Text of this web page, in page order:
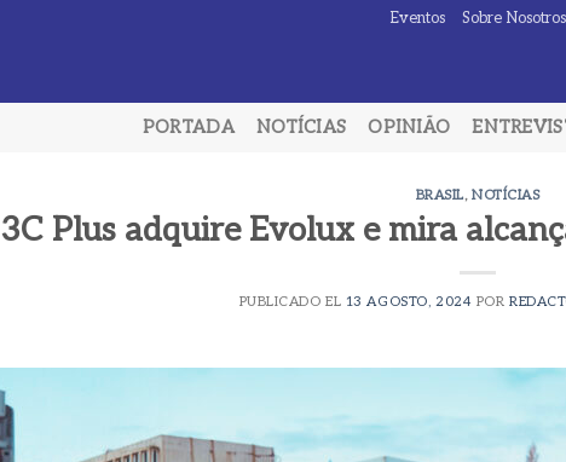
Eventos Sobre Nosotros
PORTADA NOTÍCIAS OPINIÃO
BRASIL, NOTÍCIAS
3C Plus adquire Evolux e mira
PUBLICADO EL 13 AGOSTO, 2024 POR